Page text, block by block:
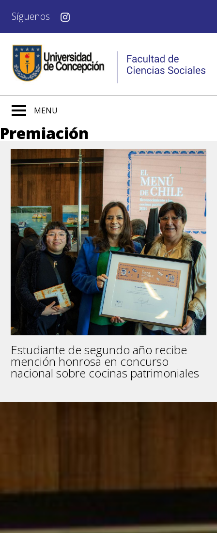
Síguenos
MENU
Premiación
Estudiante de segundo año recibe
mención honrosa en concurso
nacional sobre cocinas patrimoniales